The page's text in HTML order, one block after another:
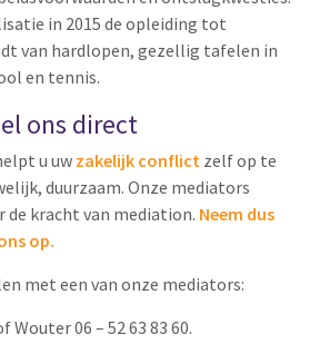
in 2015 de opleiding tot
van hardlopen, gezellig tafelen in
en tennis.
ons direct
u uw zakelijk conflict zelf op te
duurzaam. Onze mediators
de kracht van mediation. Neem dus
op.
met een van onze mediators:
Wouter 06 – 52 63 83 60.